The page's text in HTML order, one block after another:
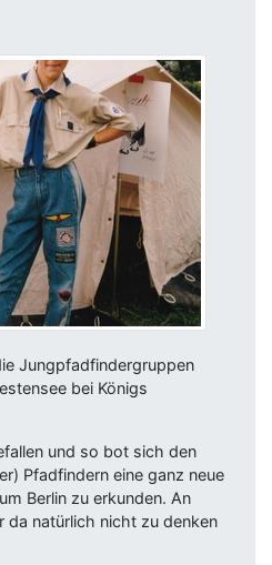
Jungpfadfindergruppen
bei Königs
und so bot sich den
Pfadfindern eine ganz neue
Berlin zu erkunden. An
da natürlich nicht zu denken